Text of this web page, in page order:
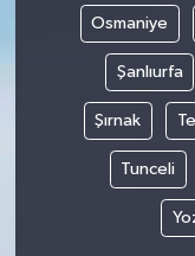
Osmaniye
Şanlıurfa
Şırnak
Tunceli